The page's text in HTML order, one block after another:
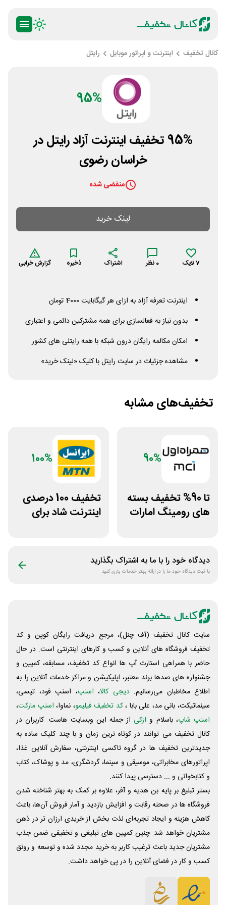
کانال تخفیف اینترنت و اپراتور موبایل رایتل
95%
95% تخفیف اینترنت آزاد رایتل در
خراسان رضوی
منقضی شده
لینک خرید
7لایک 0 نظر اشتراک ذخیره گزارش خرابی
اینترنت تعرفه آزاد به ازای هر گیگابایت 4000 تومان
بدون نیاز به فعالسازی برای همه مشترکین دائمی و اعتباری
امکان مکالمه رایگان درون شبکه با همه رایتلی های کشور
مشاهده جزئیات در سایت رایتل با کلیک «لینک خرید»
تخفیف‌های مشابه
90%
تا 90% تخفیف بسته
های رومینگ امارات
100%
تخفیف 100 درصدی
اینترنت شاد برای
دیدگاه خود را با ما به اشتراک بگذارید
با ثبت دیدگاه خود ما را در ارائه بهتر خدمات یاری کنید
سایت کانال تخفیف (آف چنل)، مرجع دریافت رایگان کوپن و کد
تخفیف فروشگاه های آنلاین و کسب و‌ کارهای اینترنتی است. در حال
حاضر با همراهی استارت آپ ها انواع کد تخفیف، مسابقه، کمپین و
جشنواره های صدها برند معتبر، اپلیکیشن و مراکز خدمات آنلاین را به
اطلاع مخاطبان می‌رسانیم. دیجی کالا، اسنپ، اسنپ فود، تپسی،
سینماتیکت، بانی مد، علی‌ بابا ،کد تخفیف فیلیمو، نماوا، اسنپ مارکت،
اسنپ شاپ، باسلام و ازکی از جمله این وبسایت ‌هاست. کاربران در
کانال تخفیف می توانند در کوتاه ترین زمان و با چند کلیک ساده به
جدیدترین تخفیف ها در گروه تاکسی اینترنتی، سفارش آنلاین غذا،
اپراتورهای مخابراتی، موسیقی و سینما، گردشگری، مد و پوشاک، کتاب
و کتابخوانی و ... دسترسی پیدا کنند.
بستر تبلیغ بر پایه بن هدیه و آفر، علاوه بر کمک به بهتر شناخته شدن
فروشگاه ها در صحنه رقابت و افزایش بازدید و آمار فروش آن‌ها، باعث
کاهش هزینه و ایجاد تجربه‌ای لذت بخش از خریدی ارزان تر در ذهن
مشتریان خواهد شد. چنین کمپین های تبلیغی و تخفیفی ضمن جذب
مشتریان جدید باعث ترغیب کاربر به خرید مجدد شده و توسعه و رونق
کسب و کار در فضای آنلاین را در پی خواهد داشت.